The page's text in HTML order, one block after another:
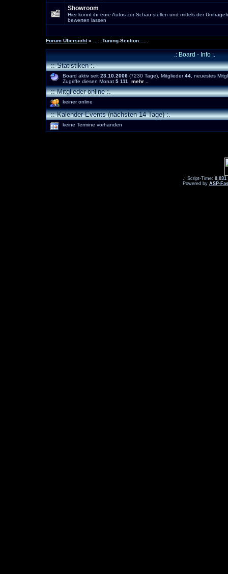
Showroom
Hier könnt ihr eure Autos zur Schau stellen und mittels der
bewerten lassen
Forum Übersicht » ...:::Tuning-Section:::...
.: Board - Info :.
:: Statistiken :.
Board aktiv seit 23.10.2006 (7230 Tage), Mitglieder44 , neuestes
Zugriffe diesen Monat 5 111 mehr ..
:: Mitglieder online :.
keiner online
:: Kalender-Events (nächsten 14 Tage) :.
keine Termine vorhanden
.: Script-Time: 0,031
Powered by ASP-